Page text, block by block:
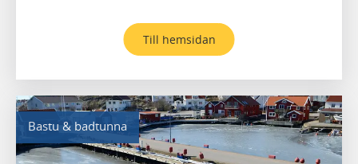
Till hemsidan
Bastu & badtunna